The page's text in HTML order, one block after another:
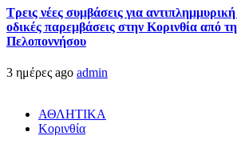
Τρεις νέες συμβάσεις για
οδικές παρεμβάσεις στην Κορινθία από
Πελοποννήσου
3 ημέρες ago admin
ΑΘΛΗΤΙΚΑ
Κορινθία